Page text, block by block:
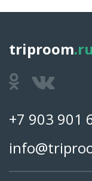
triproom.ru
+7 903 901